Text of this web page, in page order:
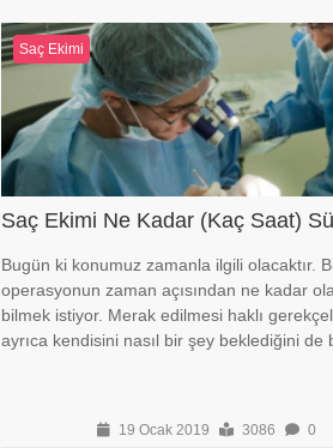
Saç Ekimi
Saç Ekimi Ne Kadar (Kaç Saat)
Bugün ki konumuz zamanla ilgili olacaktır.
operasyonun zaman açısından ne kadar
bilmek istiyor. Merak edilmesi haklı
ayrıca kendisini nasıl bir şey beklediğini
19 Ocak 2019 3086 0